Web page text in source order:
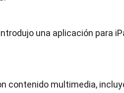
una aplicación para
contenido multimedia,